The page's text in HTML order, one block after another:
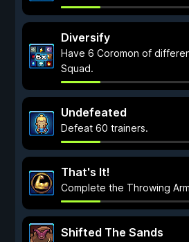
Diversify
Have 6 Coromon of
Squad.
Undefeated
Defeat 60 trainers.
That's It!
Complete the Throwing
Shifted The Sands